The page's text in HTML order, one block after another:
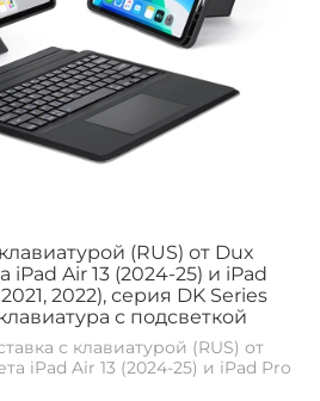
(RUS) от Dux
Air 13 (2024-25) и iPad
2022), серия DK Series
с подсветкой
с клавиатурой (RUS) от
iPad Air 13 (2024-25) и iPad Pro